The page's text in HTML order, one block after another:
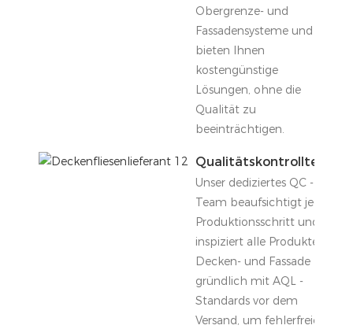
Obergrenze- und
Fassadensysteme und
bieten Ihnen
kostengünstige
Lösungen, ohne die
Qualität zu
beeinträchtigen.
Qualitätskontrollteam
Unser dediziertes QC -
Team beaufsichtigt jeden
Produktionsschritt und
inspiziert alle Produkte für
Decken- und Fassade
gründlich mit AQL -
Standards vor dem
Versand, um fehlerfreie